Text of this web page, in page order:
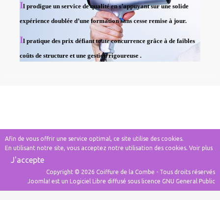
Il prodigue un service de qualité en s’appuyant sur une solide
expérience doublée d’une formation sans cesse remise à jour.
Il pratique des prix défiant toute concurrence grâce à de faibles
coûts de structure et une gestion rigoureuse .
Afin de vous offrir une service optimal, ce site utilise des cookies.
En utilisant notre site, vous acceptez notre utilisation des cookies. Voir plus
J'accepte
Copyright © 2026 Coiffure de la Combe - Tous droits réservés
Joomla! est un Logiciel Libre diffusé sous licence GNU General Public